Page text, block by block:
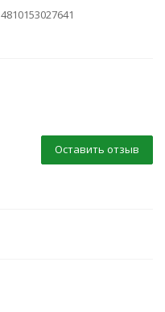
4810153027641
Оставить отзыв